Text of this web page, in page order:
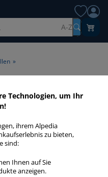
A-Z
»
& rechts
sicher und
Technologien, um Ihr
ihrem Alpedia
zu bieten,
sind:
Ihnen auf Sie
anzeigen.